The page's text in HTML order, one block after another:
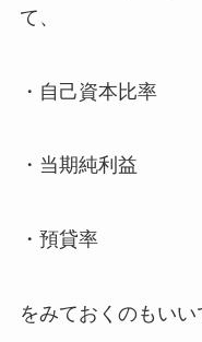
て、
・自己資本比率
・当期純利益
・預貸率
をみておくのもいい